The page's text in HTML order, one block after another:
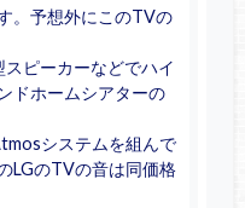
。予想外にこのTVの
ピーカーなどでハイ
ドホームシアターの
システムを組んで
LGのTVの音は同価格